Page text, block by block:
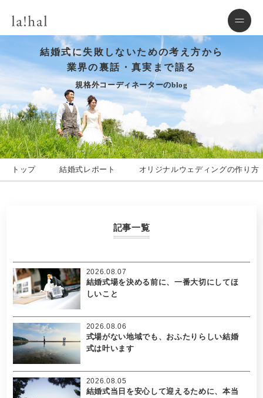
結婚式に失敗しないための考え方から
業界の裏話・真実まで語る
規格外コーディネーターのblog
トップ 結婚式レポート オリジナルウェディングの作り方
記事一覧
結婚式場を決める前に、一番大切にしてほ
しいこと
2026.08.07
式場がない地域でも、おふたりらしい結婚
式は叶います
2026.08.06
結婚式当日を安心して迎えるために、本当
2026.08.05